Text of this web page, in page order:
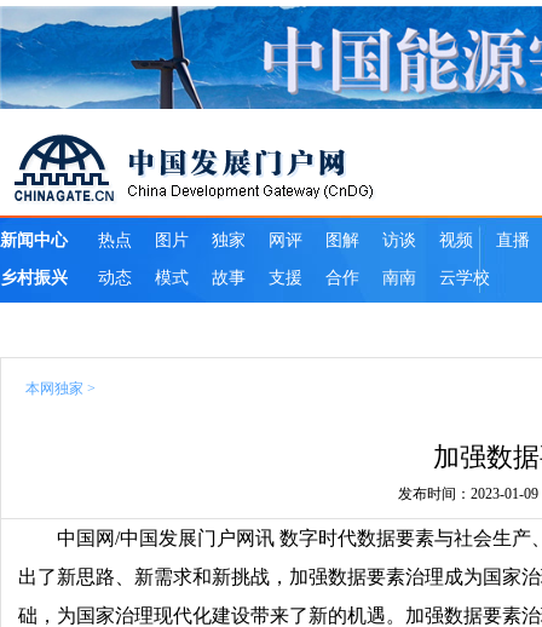
本网独家 >
加强数
发布时间：2023-01-09
中国网/中国发展门户网讯 数字时代数据要素与社会生
出了新思路、新需求和新挑战，加强数据要素治理成为国家
础，为国家治理现代化建设带来了新的机遇。加强数据要素